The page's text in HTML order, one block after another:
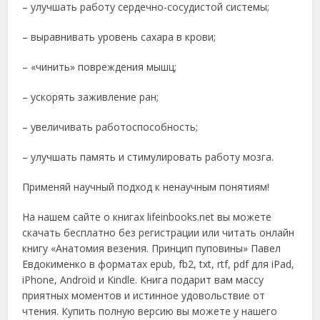
– улучшать работу сердечно-сосудистой системы;
– выравнивать уровень сахара в крови;
– «чинить» повреждения мышц;
– ускорять заживление ран;
– увеличивать работоспособность;
– улучшать память и стимулировать работу мозга.
Применяй научный подход к ненаучным понятиям!
На нашем сайте о книгах lifeinbooks.net вы можете
скачать бесплатно без регистрации или читать онлайн
книгу «Анатомия везения. Принцип пуповины» Павел
Евдокименко в форматах epub, fb2, txt, rtf, pdf для iPad,
iPhone, Android и Kindle. Книга подарит вам массу
приятных моментов и истинное удовольствие от
чтения. Купить полную версию вы можете у нашего